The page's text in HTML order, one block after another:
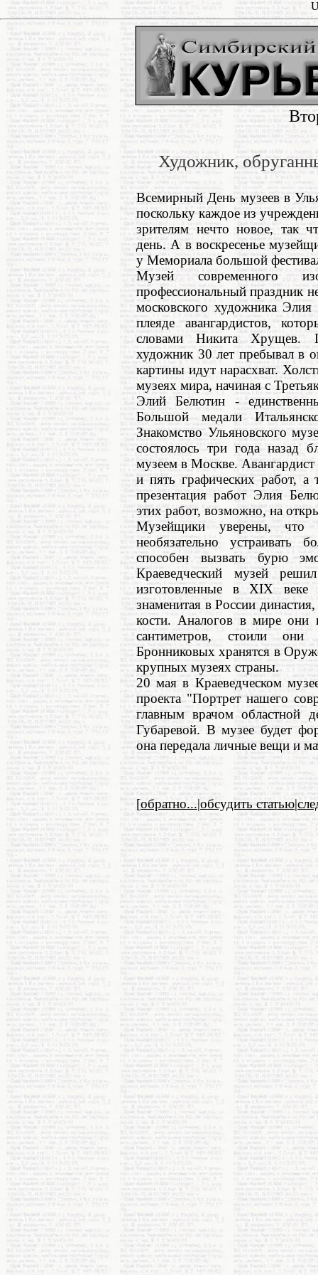
Художник,
Всемирный День музеев в
поскольку каждое из
зрителям нечто новое, так
день. А в воскресенье
у Мемориала большой
Музей современного
профессиональный праздник
московского художника
плеяде авангардистов,
словами Никита Хрущев.
художник 30 лет пребывал в
картины идут нарасхват.
музеях мира, начиная с
Элий Белютин -
Большой медали
Знакомство Ульяновского
состоялось три года назад
музеем в Москве.
и пять графических работ, а
презентация работ Элия
этих работ, возможно, на
Музейщики уверены, что
необязательно устраивать
способен вызвать бурю
Краеведческий музей
изготовленные в XIX веке
знаменитая в России
кости. Аналогов в мире
сантиметров, стоили
Бронниковых хранятся в
крупных музеях страны.
20 мая в Краеведческом
проекта "Портрет нашего
главным врачом областной
Губаревой. В музее будет
она передала личные вещи и
[обратно...|обсудить статью|